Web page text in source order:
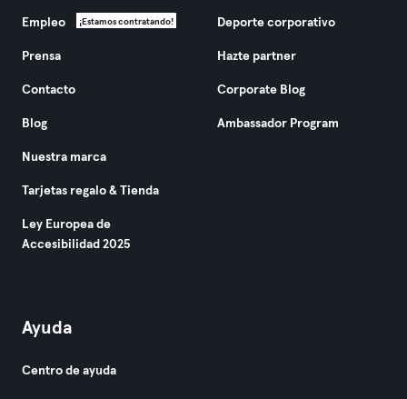
Empleo ¡Estamos contratando!
Prensa
Contacto
Blog
Nuestra marca
Tarjetas regalo & Tienda
Ley Europea de
Accesibilidad 2025
Deporte corporativo
Hazte partner
Corporate Blog
Ambassador Program
Ayuda
Centro de ayuda